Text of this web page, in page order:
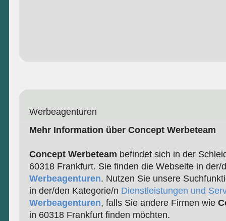
Werbeagenturen
Mehr Information über Concept Werbeteam
Concept Werbeteam befindet sich in der
60318 Frankfurt. Sie finden die Webseite in der/
Werbeagenturen. Nutzen Sie unsere
in der/den Kategorie/n Dienstleistungen und
Werbeagenturen, falls Sie andere Firmen wie
in 60318 Frankfurt finden möchten.